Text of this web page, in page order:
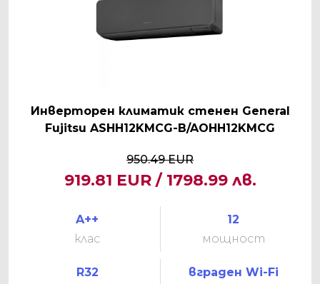
Инверторен климатик стенен General
Fujitsu ASHH12KMCG-B/AOHH12KMCG
950.49 EUR
919.81 EUR / 1798.99 лв.
A++
клас
12
мощност
R32
вграден Wi-Fi